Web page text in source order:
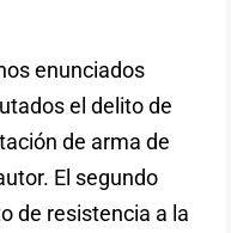
enunciados
el delito de
de arma de
El segundo
de resistencia a la